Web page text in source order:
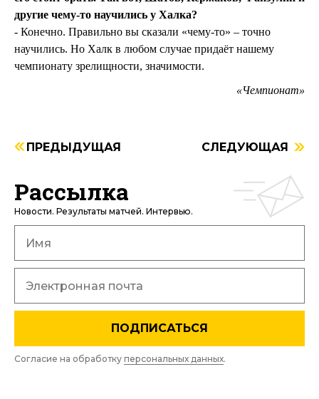
другие чему-то научились у Халка?
- Конечно. Правильно вы сказали «чему-то» – точно
научились. Но Халк в любом случае придаёт нашему
чемпионату зрелищности, значимости.
«Чемпионат»
ПРЕДЫДУЩАЯ СЛЕДУЮЩАЯ
Рассылка
Новости. Результаты матчей. Интервью.
ПОДПИСАТЬСЯ
Согласие на обработку персональных данных.